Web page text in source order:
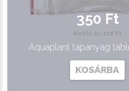
350 Ft
Nettó ár: 276 Ft
Aquaplant tápanyag
KOSÁRBA